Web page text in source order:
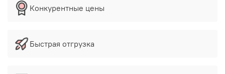
Конкурентные цены
Быстрая отгрузка